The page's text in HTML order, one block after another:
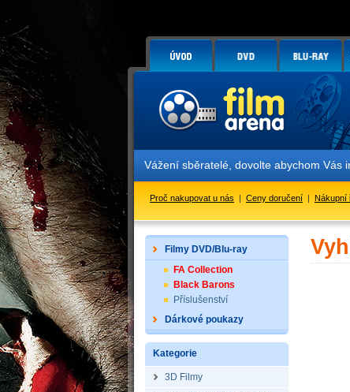
Vážení sběratelé, dovolte abychom Vás
Proč nakupovat u nás | Ceny doručení | Nákupní
Filmy DVD/Blu-ray
FA Collection
Black Barons
Příslušenství
Dárkové poukazy
Kategorie
3D Filmy